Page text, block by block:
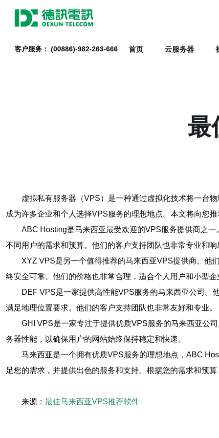
客户服务： (00886)-982-263-666 首页 云服务器
最
虚拟私有服务器（VPS）是一种通过虚拟化技术将一台
成为许多企业和个人选择VPS服务的理想地点。本文将向您
ABC Hosting是马来西亚最受欢迎的VPS服务提供商之
不同用户的需求和预算。他们的客户支持团队也非常专业和响
XYZ VPS是另一个值得推荐的马来西亚VPS提供商。他
终安全可靠。他们的价格也非常合理，适合个人用户和小型企
DEF VPS是一家提供高性能VPS服务的马来西亚公司。
满足地理位置要求。他们的客户支持团队也非常友好和专业。
GHI VPS是一家专注于提供优质VPS服务的马来西亚公
务器性能，以确保用户的网站始终保持稳定和快速。
马来西亚是一个拥有优质VPS服务的理想地点，ABC
足您的需求，并提供出色的服务和支持。根据您的需求和预
来源： 最佳马来西亚VPS推荐软件